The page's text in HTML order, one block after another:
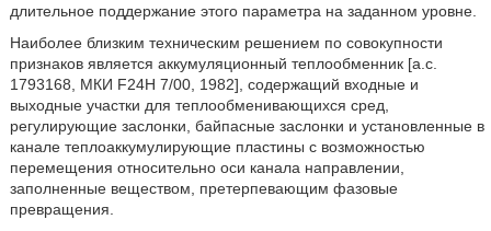
длительное поддержание этого параметра на заданном уровне.
Наиболее близким техническим решением по совокупности
признаков является аккумуляционный теплообменник [а.с.
1793168, МКИ F24Н 7/00, 1982], содержащий входные и
выходные участки для теплообменивающихся сред,
регулирующие заслонки, байпасные заслонки и установленные в
канале теплоаккумулирующие пластины с возможностью
перемещения относительно оси канала направлении,
заполненные веществом, претерпевающим фазовые
превращения.